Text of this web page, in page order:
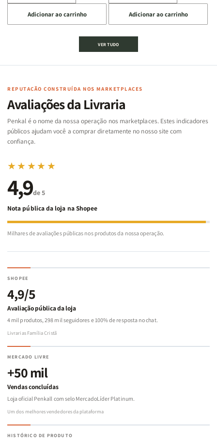
a
quantidade
de
Cartas
Famílias
Bíblia
-
Penkal
a
quantidade
de
Jogo
Cartas
Famílias
da
Bíblia
-
Penkal
Adicionar ao carrinho
a
quantidade
de
Jogo
|
de
a
quantidade
de
|
Adicionar ao carrinho
VER TUDO
REPUTAÇÃO CONSTRUÍDA NOS MARKETPLACES
Avaliações da Livraria
Penkal é o nome da nossa operação nos marketplaces. Estes indicadores
públicos ajudam você a comprar diretamente no nosso site com
confiança.
★★★★★
4,9de 5
Nota pública da loja na Shopee
Milhares de avaliações públicas nos produtos da nossa operação.
SHOPEE
4,9/5
Avaliação pública da loja
4 mil produtos, 298 mil seguidores e 100% de resposta no chat.
Livrarias Família Cristã
MERCADO LIVRE
+50 mil
Vendas concluídas
Loja oficial Penkall com selo MercadoLíder Platinum.
Um dos melhores vendedores da plataforma
HISTÓRICO DE PRODUTO